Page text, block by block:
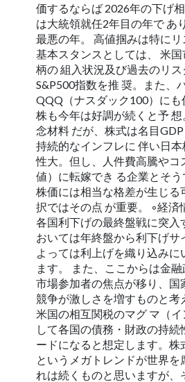
価するならば 2026年の下げ
は大統領就任2年目の年で あ
最悪の年。 高値掴みは特に
基本スタンスとしては、 米
柄の 組入状況及び過去のリス
S&P500指数を推 奨。また、
QQQ（ナスダック100）に
株も今年は好調が続くと予
念材料 だが、株式は名目GDP
持続的なインフレに 伴い日
性大。但し、人件費高騰やコ
値）に転嫁でき る企業とそう
株価には相当な格差が生じる
択ではその点 が重要。 ◦経済
各国利下げの最終盤戦に突入
おいては年終盤から利下げサ
よっては利上げを織り込み
ます。 また、ここからは金
市場参加者の焦点が移り、国
競争が激しさを増すものと考
米国の相互関税のマグ マ（
して各国の債務・財政の持続
ードになると想定します。
というメガトレンドが世界を
れは続くものと思いますが、